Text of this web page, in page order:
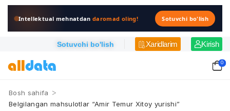
Intellektual mehnatdandaromad oling! Sotuvchi bo'lish
Sotuvchi bo'lish Xaridlarim Kirish
0
Bosh sahifa >
Belgilangan mahsulotlar “Amir Temur Xitoy yurishi”